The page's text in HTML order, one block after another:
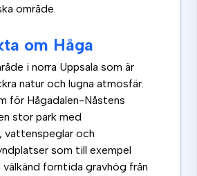
område.
om Håga
i norra Uppsala som är
natur och lugna atmosfär.
för Hågadalen-Nåstens
stor park med
vattenspeglar och
som till exempel
välkänd forntida gravhög från